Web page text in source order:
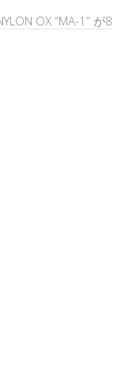
OX “MA-1” が8